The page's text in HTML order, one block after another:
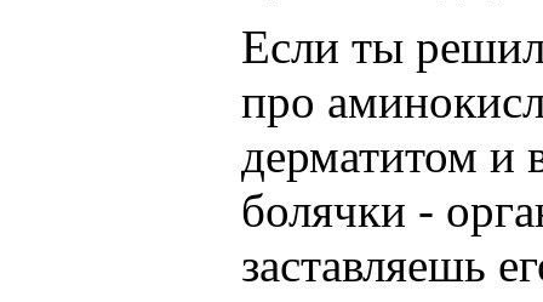
Если ты
про
дерматитом и
болячки -
заставляешь